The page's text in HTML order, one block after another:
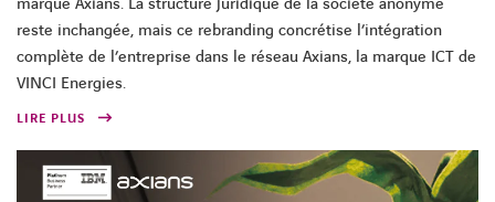
marque Axians. La structure juridique de la société anonyme
reste inchangée, mais ce rebranding concrétise l’intégration
complète de l’entreprise dans le réseau Axians, la marque ICT de
VINCI Energies.
LIRE PLUS